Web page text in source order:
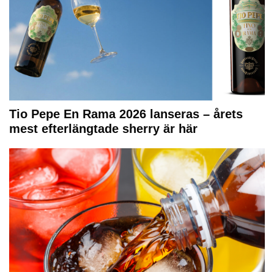
Tio Pepe En Rama 2026 lanseras – årets
mest efterlängtade sherry är här